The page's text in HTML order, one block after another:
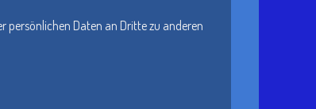
persönlichen Daten an Dritte zu anderen